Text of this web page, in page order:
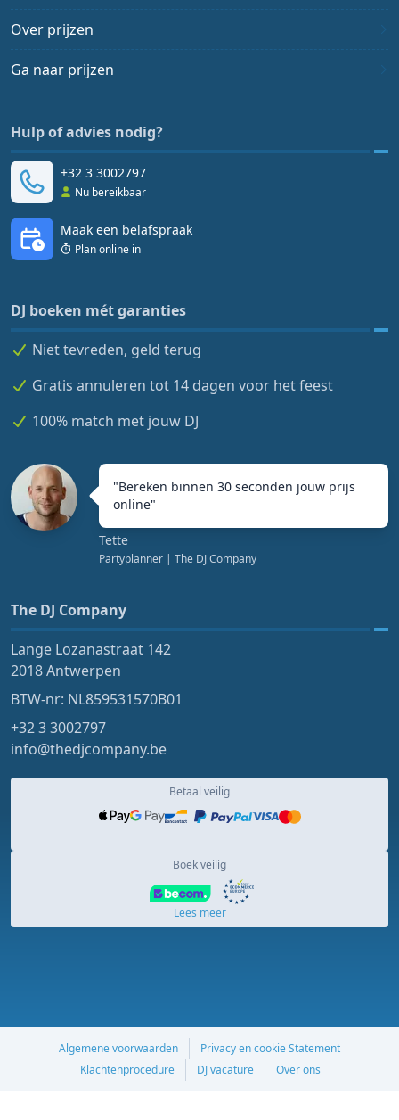
Over prijzen
Ga naar prijzen
Hulp of advies nodig?
+32 3 3002797
Nu bereikbaar
Maak een belafspraak
Plan online in
DJ boeken mét garanties
Niet tevreden, geld terug
Gratis annuleren tot 14 dagen voor het feest
100% match met jouw DJ
"Bereken binnen 30 seconden jouw prijs
online"
Tette
Partyplanner | The DJ Company
The DJ Company
Lange Lozanastraat 142
2018 Antwerpen
BTW-nr: NL859531570B01
+32 3 3002797
info@thedjcompany.be
Betaal veilig
Boek veilig
Lees meer
Algemene voorwaarden
Privacy en cookie Statement
Klachtenprocedure
DJ vacature Over ons